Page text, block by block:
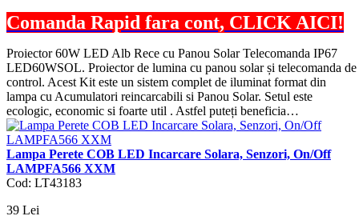
Comanda Rapid fara cont, CLICK AICI!
Proiector 60W LED Alb Rece cu Panou Solar Telecomanda IP67
LED60WSOL. Proiector de lumina cu panou solar și telecomanda de
control. Acest Kit este un sistem complet de iluminat format din
lampa cu Acumulatori reincarcabili si Panou Solar. Setul este
ecologic, economic si foarte util . Astfel puteți beneficia…
Lampa Perete COB LED Incarcare Solara, Senzori, On/Off
LAMPFA566 XXM
Cod: LT43183
39 Lei